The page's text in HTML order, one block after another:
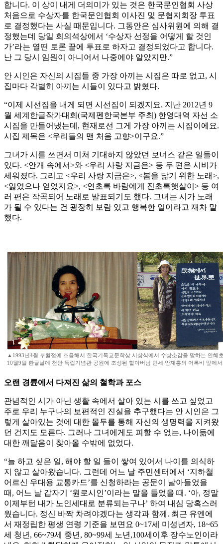
합니다. 이 상이 내게 더의미가 있는 것은 한국문인협회 사상
처음으로 수상자를 한국문인협회 이사진 및 문협지회장 투표
로 결정했다는 사실 때문입니다. 그동안은 심사위원에 의해 결
정했는데 당일 회의석상에서 ‘수상자 선정을 어떻게 할 것인
가’라는 열띤 토론 끝에 투표로 하자고 결정되었다고 합니다.
난 그 당시 임원이 아니어서 나중에야 알았지만.”
안 시인은 자신의 시집들 중 가장 아끼는 시집은 따로 없고, 시
집마다 각별히 아끼는 시들이 있다고 밝혔다.
“이제 시선집을 내게 되면 시선집이 되겠지요. 지난 2012년 9
월 세계한글작가대회(국제펜한국본부 주최) 한영대역 자선 소
시집을 만들어냈는데, 현재로선 그게 가장 아끼는 시집이에요.
시집 제목은 <우리들의 맨 처음 고향>이구요.”
그녀가 시를 쓰면서 미처 기대하지 않았던 보너스 같은 일들이
있다. <안개 속에서>와 <우리 사랑 지금은> 등 두 편은 시비가
세워졌다. 그리고 <우리 사랑 지금은>, <봄을 닮기 위한 노래>,
<잃었으나 얻었지요>, <연초록 바람에게 진초록햇살이> 등 여
러 편은 작곡되어 노래로 발표되기도 했다. 그녀는 시가 노래
가 될 수 있다는 건 굉장히 보람 있고 행복한 일이라고 재차 말
했다.
▲1993년4월 부활절에 즈음해서 한국기독교문학상 시상식에서 수상소감을 말하는 안혜
10월9일 한글날에 천안 독립기념관 공원에 조성된 할아버님 민세 안재홍의 어록비 앞에
오랜 경륜에서 다져진 삶의 철학과 포스
관념적인 시가 아닌 생활 속에서 살아 있는 시를 쓰고 싶었고
주로 우리 누구나의 보편적인 진실을 추구했다는 안 시인은 그
렇게 살아있는 것에 대한 몰두를 통해 자신의 생명력을 지켜왔
던 건지도 모른다. 그러나 그녀에게도 피할 수 없는, 나이듦에
대한 깨달음이 찾아올 수밖에 없었다.
“늘 하고 싶은 일, 해야 할 일 들이 쌓여 있어서 나이를 의식하
지 않고 살아왔습니다. 그런데 어느 날 주민센터에서 ‘지하철
어르신 우대용 교통카드’를 신청하라는 공문이 날아들었을
때, 어느 날 갑자기 ‘원로시인’이라는 말을 들었을 때. ‘아, 정말
이제부턴 내가 노인세대로 분류되는구나’ 하여 내심 당혹스러
웠습니다. 정신 바짝 차려야겠다는 생각과 함께. 최근 유엔에
서 재정립한 평생 연령 기준을 보면요 0~17세 미성년자, 18~65
세 청년, 66~79세 중년, 80~99세 노년,100세이후 장수노인이라